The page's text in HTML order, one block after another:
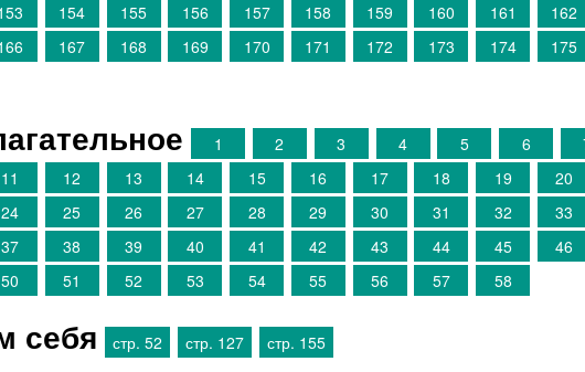
154 155 156 157 158 159 160 161 162
167 168 169 170 171 172 173 174 175
1 2 3 4 5 6
11 12 13 14 15 16 17 18 19 20
24 25 26 27 28 29 30 31 32 33
37 38 39 40 41 42 43 44 45 46
50 51 52 53 54 55 56 57 58
себя стр. 52 стр. 127 стр. 155